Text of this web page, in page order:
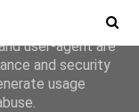
its services
user-agent are
and security
usage